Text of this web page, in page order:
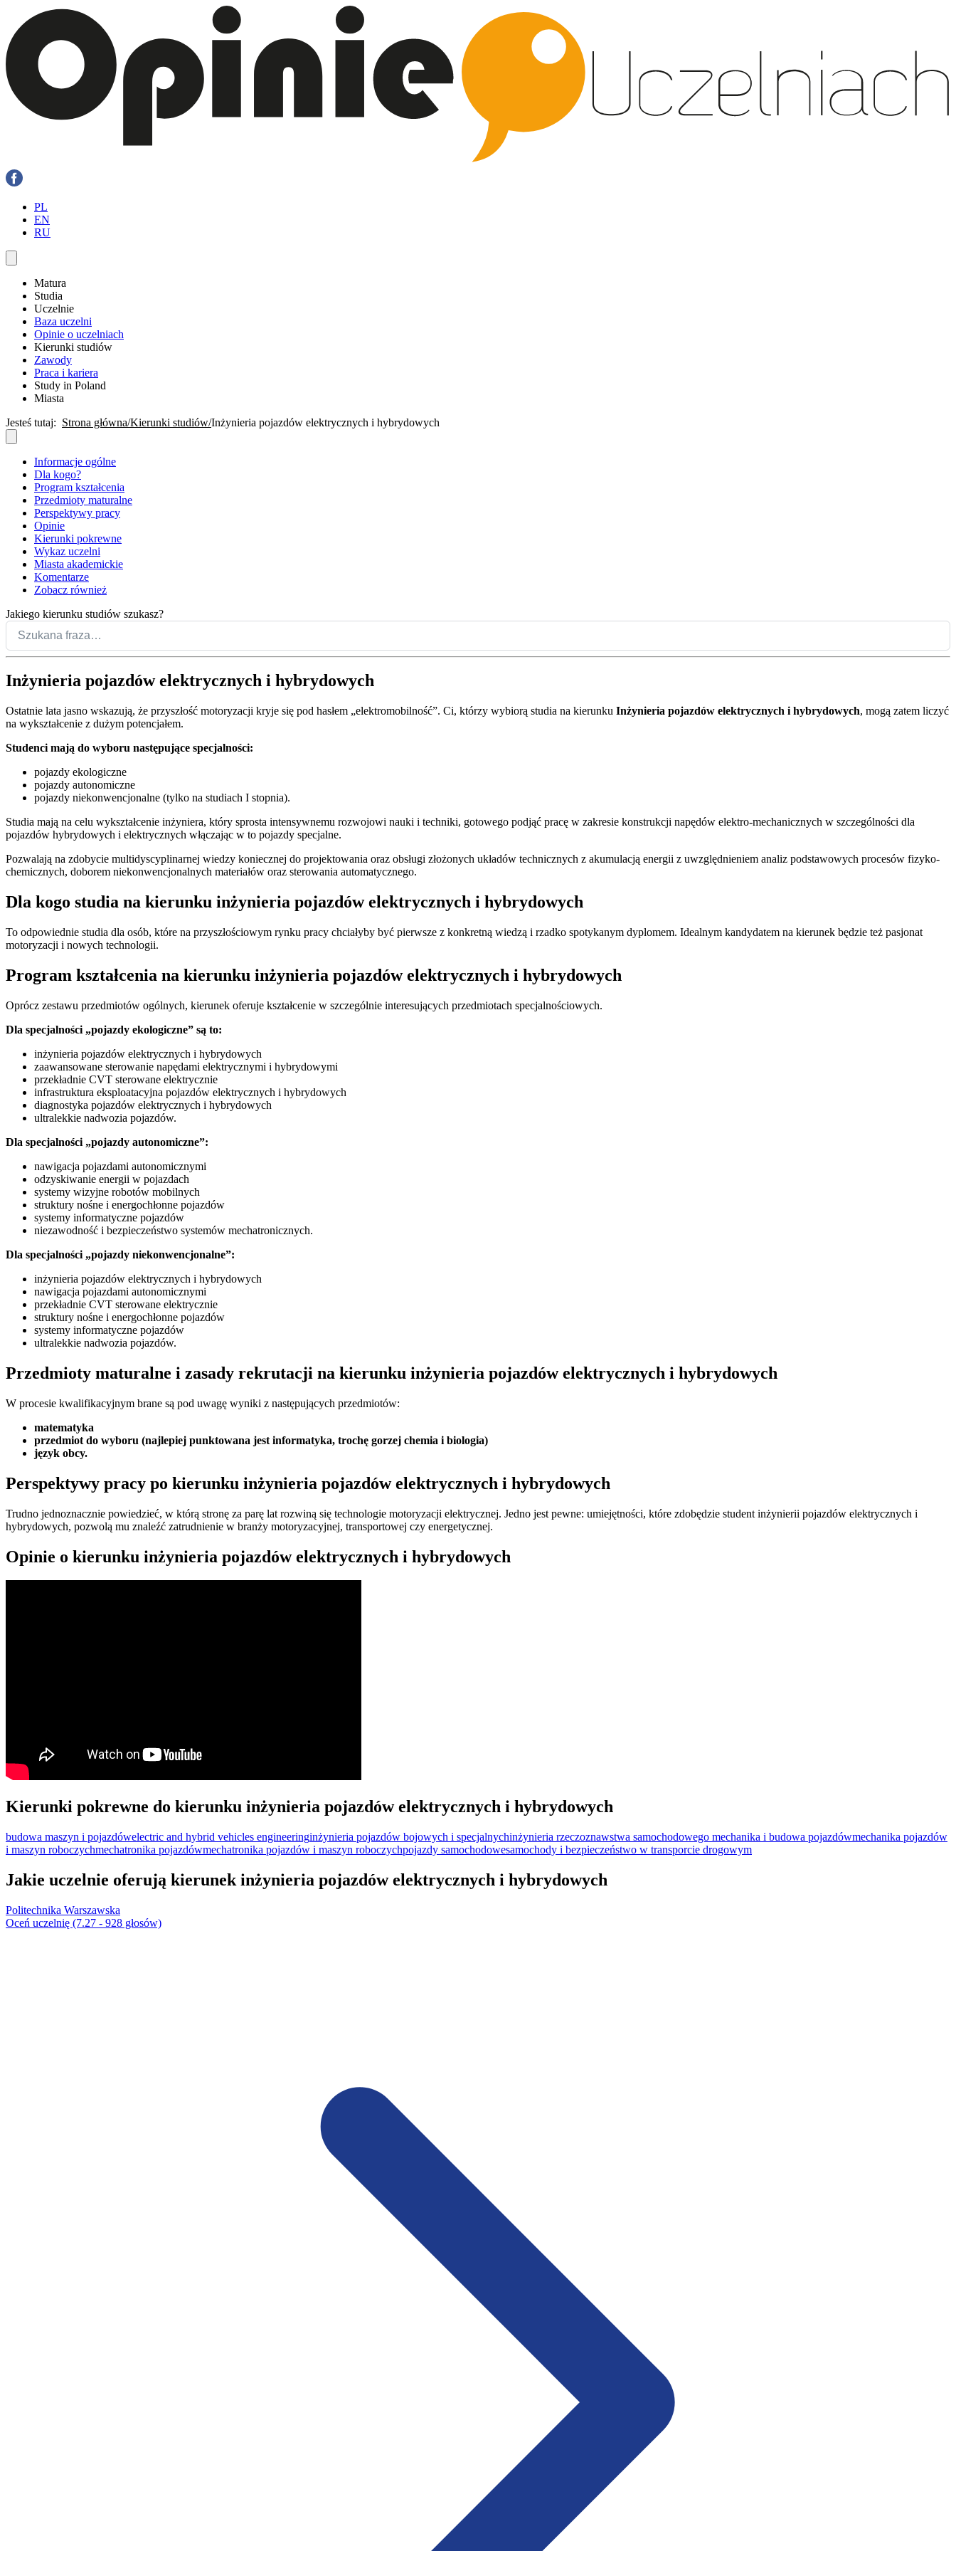
PL
EN
RU
Matura
Studia
Uczelnie
Baza uczelni
Opinie o uczelniach
Kierunki studiów
Zawody
Praca i kariera
Study in Poland
Miasta
Jesteś tutaj: Strona główna Kierunki studiów Inżynieria pojazdów elektrycznych i hybrydowych
Informacje ogólne
Dla kogo?
Program kształcenia
Przedmioty maturalne
Perspektywy pracy
Opinie
Kierunki pokrewne
Wykaz uczelni
Miasta akademickie
Komentarze
Zobacz również
Jakiego kierunku studiów szukasz?
Inżynieria pojazdów elektrycznych i hybrydowych
Ostatnie lata jasno wskazują, że przyszłość motoryzacji kryje się pod hasłem „elektromobilność”. Ci, którzy wybiorą studia na kierunku Inżynieria pojazdów elektrycznych i hybrydowych, mogą zatem liczyć
na wykształcenie z dużym potencjałem.
Studenci mają do wyboru następujące specjalności:
pojazdy ekologiczne
pojazdy autonomiczne
pojazdy niekonwencjonalne (tylko na studiach I stopnia).
Studia mają na celu wykształcenie inżyniera, który sprosta intensywnemu rozwojowi nauki i techniki, gotowego podjąć pracę w zakresie konstrukcji napędów elektro-mechanicznych w szczególności dla
pojazdów hybrydowych i elektrycznych włączając w to pojazdy specjalne.
Pozwalają na zdobycie multidyscyplinarnej wiedzy koniecznej do projektowania oraz obsługi złożonych układów technicznych z akumulacją energii z uwzględnieniem analiz podstawowych procesów fizyko-
chemicznych, doborem niekonwencjonalnych materiałów oraz sterowania automatycznego.
Dla kogo studia na kierunku inżynieria pojazdów elektrycznych i hybrydowych
To odpowiednie studia dla osób, które na przyszłościowym rynku pracy chciałyby być pierwsze z konkretną wiedzą i rzadko spotykanym dyplomem. Idealnym kandydatem na kierunek będzie też pasjonat
motoryzacji i nowych technologii.
Program kształcenia na kierunku inżynieria pojazdów elektrycznych i hybrydowych
Oprócz zestawu przedmiotów ogólnych, kierunek oferuje kształcenie w szczególnie interesujących przedmiotach specjalnościowych.
Dla specjalności „pojazdy ekologiczne” są to:
inżynieria pojazdów elektrycznych i hybrydowych
zaawansowane sterowanie napędami elektrycznymi i hybrydowymi
przekładnie CVT sterowane elektrycznie
infrastruktura eksploatacyjna pojazdów elektrycznych i hybrydowych
diagnostyka pojazdów elektrycznych i hybrydowych
ultralekkie nadwozia pojazdów.
Dla specjalności „pojazdy autonomiczne”:
nawigacja pojazdami autonomicznymi
odzyskiwanie energii w pojazdach
systemy wizyjne robotów mobilnych
struktury nośne i energochłonne pojazdów
systemy informatyczne pojazdów
niezawodność i bezpieczeństwo systemów mechatronicznych.
Dla specjalności „pojazdy niekonwencjonalne”:
inżynieria pojazdów elektrycznych i hybrydowych
nawigacja pojazdami autonomicznymi
przekładnie CVT sterowane elektrycznie
struktury nośne i energochłonne pojazdów
systemy informatyczne pojazdów
ultralekkie nadwozia pojazdów.
Przedmioty maturalne i zasady rekrutacji na kierunku inżynieria pojazdów elektrycznych i hybrydowych
W procesie kwalifikacyjnym brane są pod uwagę wyniki z następujących przedmiotów:
matematyka
przedmiot do wyboru (najlepiej punktowana jest informatyka, trochę gorzej chemia i biologia)
język obcy.
Perspektywy pracy po kierunku inżynieria pojazdów elektrycznych i hybrydowych
Trudno jednoznacznie powiedzieć, w którą stronę za parę lat rozwiną się technologie motoryzacji elektrycznej. Jedno jest pewne: umiejętności, które zdobędzie student inżynierii pojazdów elektrycznych i
hybrydowych, pozwolą mu znaleźć zatrudnienie w branży motoryzacyjnej, transportowej czy energetycznej.
Opinie o kierunku inżynieria pojazdów elektrycznych i hybrydowych
Kierunki pokrewne do kierunku inżynieria pojazdów elektrycznych i hybrydowych
budowa maszyn i pojazdówelectric and hybrid vehicles engineeringinżynieria pojazdów bojowych i specjalnychinżynieria rzeczoznawstwa samochodowego mechanika i budowa pojazdówmechanika pojazdów
i maszyn roboczychmechatronika pojazdówmechatronika pojazdów i maszyn roboczychpojazdy samochodowesamochody i bezpieczeństwo w transporcie drogowym
Jakie uczelnie oferują kierunek inżynieria pojazdów elektrycznych i hybrydowych
Politechnika Warszawska
Oceń uczelnię (7.27 - 928 głosów)